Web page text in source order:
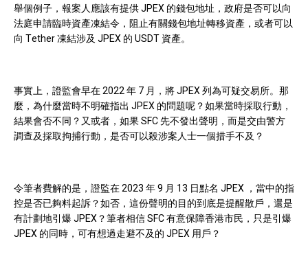
舉個例子，報案人應該有提供 JPEX 的錢包地址，政府是否可以向
法庭申請臨時資產凍結令，阻止有關錢包地址轉移資產，或者可以
向 Tether 凍結涉及 JPEX 的 USDT 資產。
事實上，證監會早在 2022 年 7 月，將 JPEX 列為可疑交易所。那
麼，為什麼當時不明確指出 JPEX 的問題呢？如果當時採取行動，
結果會否不同？又或者，如果 SFC 先不發出聲明，而是交由警方
調查及採取拘捕行動，是否可以殺涉案人士一個措手不及？
令筆者費解的是，證監在 2023 年 9 月 13 日點名 JPEX ，當中的指
控是否已夠料起訴？如否，這份聲明的目的到底是提醒散戶，還是
有計劃地引爆 JPEX？筆者相信 SFC 有意保障香港市民，只是引爆
JPEX 的同時，可有想過走避不及的 JPEX 用戶？